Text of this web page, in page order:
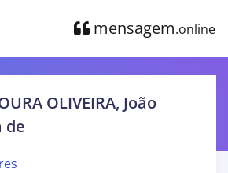
mensagem.online
OLIVEIRA, João
de